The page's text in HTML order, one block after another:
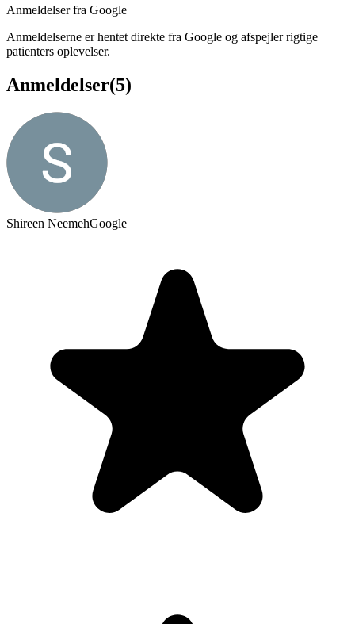
Anmeldelser fra Google
Anmeldelserne er hentet direkte fra Google og afspejler rigtige
patienters oplevelser.
Anmeldelser(5)
Shireen NeemehGoogle